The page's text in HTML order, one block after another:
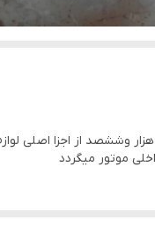
موتور میگردد